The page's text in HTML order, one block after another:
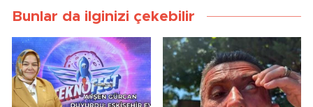
Bunlar da ilginizi çekebilir